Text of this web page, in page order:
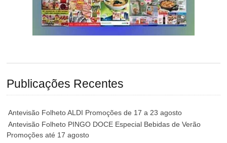
Publicações Recentes
Antevisão Folheto ALDI Promoções de 17 a 23 agosto
Antevisão Folheto PINGO DOCE Especial Bebidas de Verão
Promoções até 17 agosto